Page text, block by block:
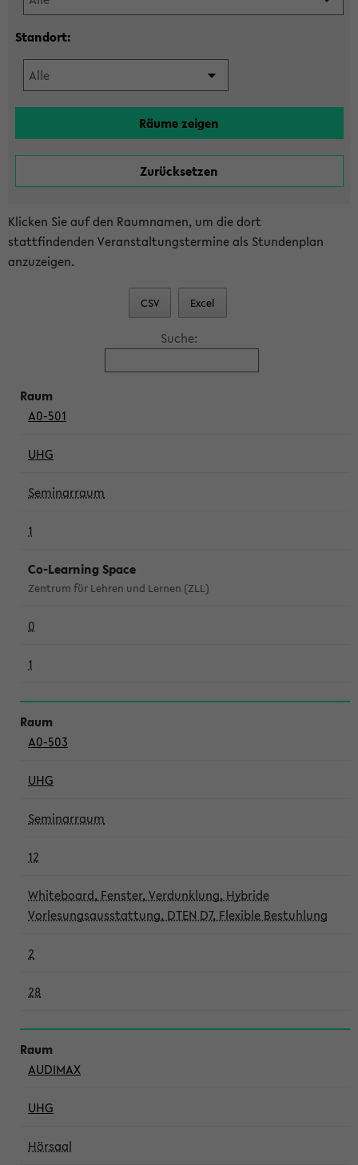
Standort:
Klicken Sie auf den Raumnamen, um die dort
stattfindenden Veranstaltungstermine als Stundenplan
anzuzeigen.
CSV Excel
Suche:
A0-501
UHG
Seminarraum
1
Co-Learning Space
Zentrum für Lehren und Lernen (ZLL)
0
1
A0-503
UHG
Seminarraum
12
Whiteboard, Fenster, Verdunklung, Hybride
Vorlesungsausstattung, DTEN D7, Flexible Bestuhlung
2
28
AUDIMAX
UHG
Hörsaal